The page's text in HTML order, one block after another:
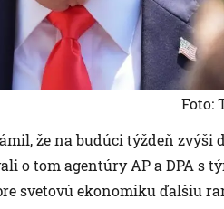
Foto:
že na budúci týždeň zvýši
o tom agentúry AP a DPA s
svetovú ekonomiku ďalšiu